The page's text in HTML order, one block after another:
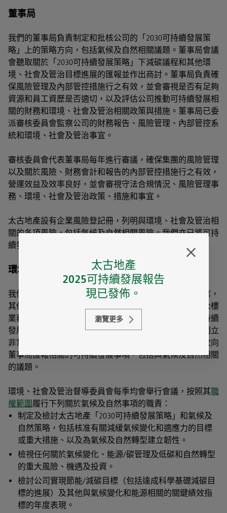
董事局
我們的董事局負責制定和批核公司的「2030可持續發展策
略」上的策略方向，包括氣候及自然相關議題。董事局會議
會聽取關於「2030可持續發展策略」下減碳議程和其他環
境、社會及管治目標進展的匯報並作出商討。董事局負責確
保風險管理及內部管控措施行之有效，並會審視是否有足夠
資源和員工資歷是否適切，以及評估公司推動可持續發展相
關的財務和環境、社會及管治相關政策與措施。董事局已委
派審核委員會監察公司的財務報告、風險管理、內部管控系
統和環境、社會及管治事宜。
審核委員會代表董事局每年進行審議，確保集團的風險管理
以及關於風險、財務會計和報告的內部管控措施行之有效，
營運效益及效率良好，並會審視守法合規情況、風險管理事
務、環境、社會及管治政策、措施和事宜。
太古地產設有企業風險登記冊，列明與環境、社會及管治相
關的各項風險，包括氣候及自然相關風險。我們亦已將可持
續發展因素納入企業風險分析當中。
環境、社會及管治督導委員會
我們的環境、社會及管治督導委員會由行政總裁擔任主席，
其他成員包括財務董事及六名來自人力資源及行政、辦公樓
業務、零售業務、工程項目、公共事務、設施統籌及可持續
發展部門的策略領導，以及一名兼任審核委員會主席的獨立
非常務董事。環境、社會及管治督導委員會主席每年五次向
董事局匯報相關的可持續發展事項，包括與氣候及自然相關
的議題。
環境、社會及管治督導委員會每季均會舉行會議，按照其職
權範圍履行下列關於氣候及自然事項的職責：
制定及檢討太古地產「2030可持續發展策略」和氣候及
自然策略，包括核准有關減緩氣候變化和適應力的目標
或重大措施、以及為氣候及自然轉型建立韌性。
檢視任何關於氣候變化、能源/碳管理及低碳和自然轉型
的重大風險、機遇及投資。
檢討公司實現節能/減碳目標（包括達成科學基礎減碳目
標的進展）及其他與氣候變化和能源相關的關鍵績效指
標的年度表現。
太古地產
2025可持續發展報告
現已發佈。
瀏覽更多